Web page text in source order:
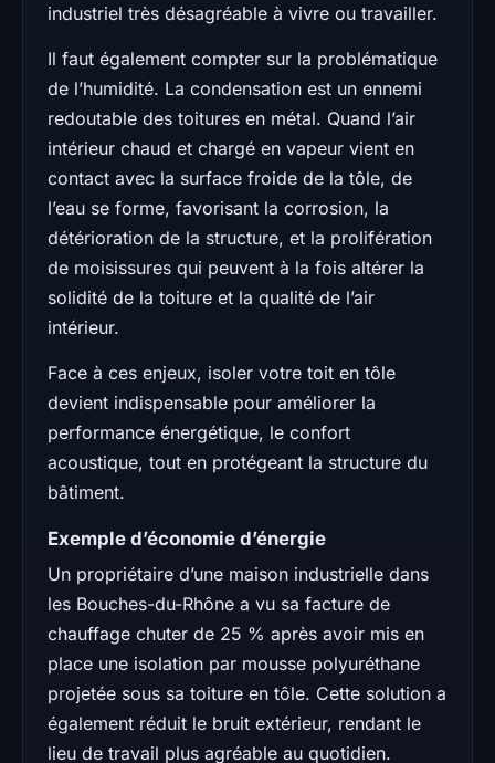
industriel très désagréable à vivre ou travailler.
Il faut également compter sur la problématique
de l’humidité. La condensation est un ennemi
redoutable des toitures en métal. Quand l’air
intérieur chaud et chargé en vapeur vient en
contact avec la surface froide de la tôle, de
l’eau se forme, favorisant la corrosion, la
détérioration de la structure, et la prolifération
de moisissures qui peuvent à la fois altérer la
solidité de la toiture et la qualité de l’air
intérieur.
Face à ces enjeux, isoler votre toit en tôle
devient indispensable pour améliorer la
performance énergétique, le confort
acoustique, tout en protégeant la structure du
bâtiment.
Exemple d’économie d’énergie
Un propriétaire d’une maison industrielle dans
les Bouches-du-Rhône a vu sa facture de
chauffage chuter de 25 % après avoir mis en
place une isolation par mousse polyuréthane
projetée sous sa toiture en tôle. Cette solution a
également réduit le bruit extérieur, rendant le
lieu de travail plus agréable au quotidien.